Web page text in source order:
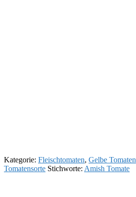
Kategorie: Fleischtomaten, Gelbe Tomaten
Tomatensorte Stichworte: Amish Tomate